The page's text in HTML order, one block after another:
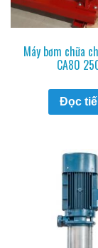
Máy bơm chữa
CA80
Đọc